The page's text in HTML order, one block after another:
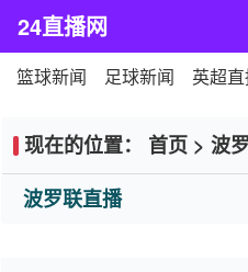
24直播网
篮球新闻 足球新闻 英超
现在的位置： 首页 > 波
波罗联直播